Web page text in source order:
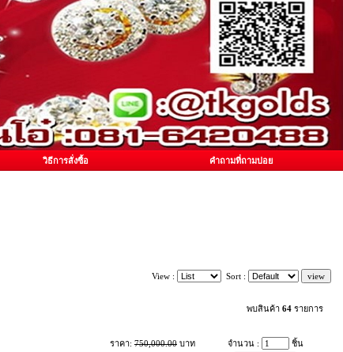
วิธีการสั่งซื้อ คำถามที่ถามบ่อย
View : Sort :
พบสินค้า 64 รายการ
ราคา: 750,000.00 บาท
จำนวน : ชิ้น